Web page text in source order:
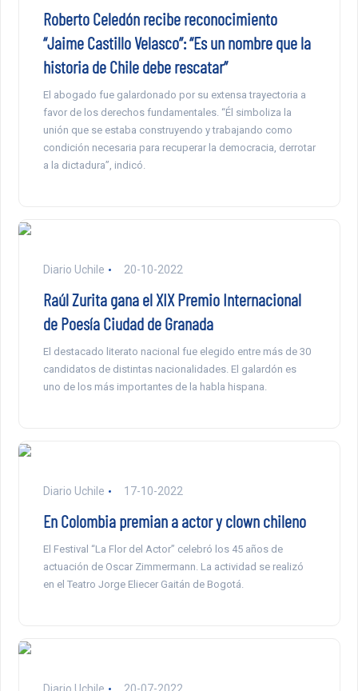
Roberto Celedón recibe reconocimiento
“Jaime Castillo Velasco”: “Es un nombre que la
historia de Chile debe rescatar”
El abogado fue galardonado por su extensa trayectoria a
favor de los derechos fundamentales. “Él simboliza la
unión que se estaba construyendo y trabajando como
condición necesaria para recuperar la democracia, derrotar
a la dictadura”, indicó.
Diario Uchile 20-10-2022
Raúl Zurita gana el XIX Premio Internacional
de Poesía Ciudad de Granada
El destacado literato nacional fue elegido entre más de 30
candidatos de distintas nacionalidades. El galardón es
uno de los más importantes de la habla hispana.
Diario Uchile 17-10-2022
En Colombia premian a actor y clown chileno
El Festival “La Flor del Actor” celebró los 45 años de
actuación de Oscar Zimmermann. La actividad se realizó
en el Teatro Jorge Eliecer Gaitán de Bogotá.